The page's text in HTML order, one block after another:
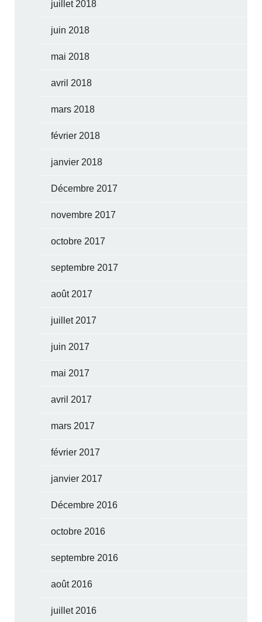
juillet 2018
juin 2018
mai 2018
avril 2018
mars 2018
février 2018
janvier 2018
Décembre 2017
novembre 2017
octobre 2017
septembre 2017
août 2017
juillet 2017
juin 2017
mai 2017
avril 2017
mars 2017
février 2017
janvier 2017
Décembre 2016
octobre 2016
septembre 2016
août 2016
juillet 2016